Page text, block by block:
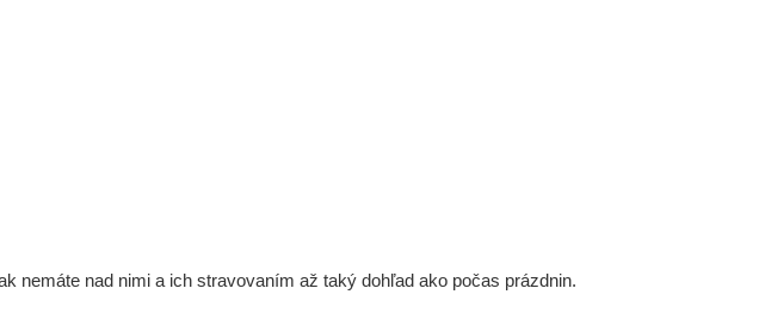
nad nimi a ich stravovaním až taký dohľad ako počas prázdnin.